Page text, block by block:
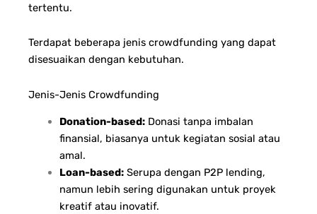
tertentu.
Terdapat beberapa jenis crowdfunding yang dapat
disesuaikan dengan kebutuhan.
Jenis-Jenis Crowdfunding
Donation-based:Donasi tanpa imbalan
finansial, biasanya untuk kegiatan sosial atau
amal.
Loan-based:Serupa dengan P2P lending,
namun lebih sering digunakan untuk proyek
kreatif atau inovatif.